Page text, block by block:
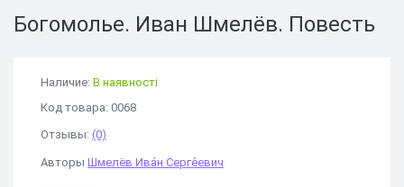
Богомолье. Иван Шмелёв. Повесть
Наличие: В наявності
Код товара: 0068
Отзывы: (0)
Авторы Шмелёв Ива́н Серге́евич